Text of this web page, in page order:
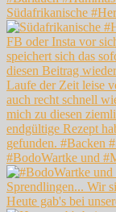
Südafrikanische
#BodoWartke und
Heute gab's bei